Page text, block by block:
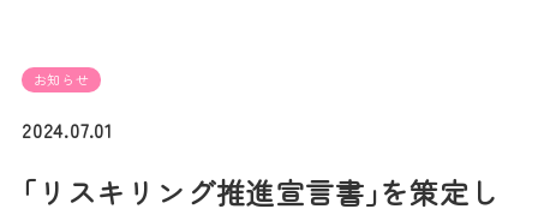
お知らせ
2024.07.01
｢リスキリング推進宣言書｣を策定し